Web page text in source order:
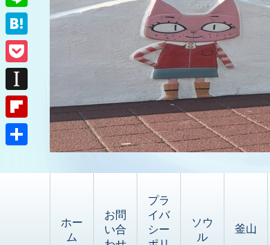
ホー
ム
お問
い合
プラ
イバ
シー
ソウ
ル
釜山
c
e
b
o
o
k
w
i
e
r
L
i
n
H
a
t
e
n
P
o
c
k
I
n
s
F
i